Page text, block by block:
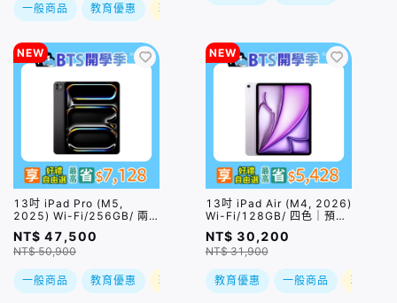
一般商品 教育優惠 現折
NEW
13吋 iPad Pro (M5,
2025) Wi-Fi/256GB/ 兩
色｜預購，到貨後依訂單順
序出貨
NT$ 47,500
NT$ 50,900
一般商品 教育優惠 現折
NEW
13吋 iPad Air (M4, 2026)
Wi-Fi/128GB/ 四色｜預
購，到貨後依訂單順序出貨
NT$ 30,200
NT$ 31,900
教育優惠 一般商品 現折